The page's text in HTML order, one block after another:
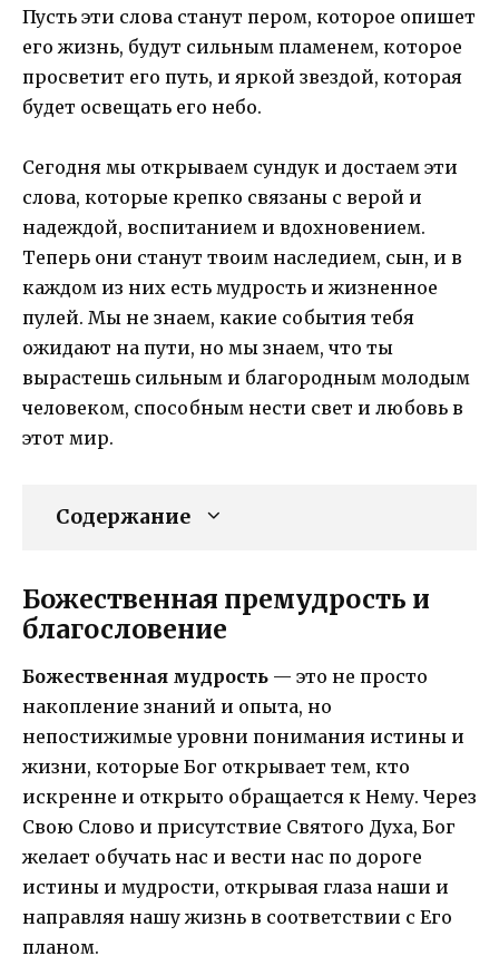
Пусть эти слова станут пером, которое опишет
его жизнь, будут сильным пламенем, которое
просветит его путь, и яркой звездой, которая
будет освещать его небо.
Сегодня мы открываем сундук и достаем эти
слова, которые крепко связаны с верой и
надеждой, воспитанием и вдохновением.
Теперь они станут твоим наследием, сын, и в
каждом из них есть мудрость и жизненное
пулей. Мы не знаем, какие события тебя
ожидают на пути, но мы знаем, что ты
вырастешь сильным и благородным молодым
человеком, способным нести свет и любовь в
этот мир.
Содержание
Божественная премудрость и
благословение
Божественная мудрость — это не просто
накопление знаний и опыта, но
непостижимые уровни понимания истины и
жизни, которые Бог открывает тем, кто
искренне и открыто обращается к Нему. Через
Свою Слово и присутствие Святого Духа, Бог
желает обучать нас и вести нас по дороге
истины и мудрости, открывая глаза наши и
направляя нашу жизнь в соответствии с Его
планом.